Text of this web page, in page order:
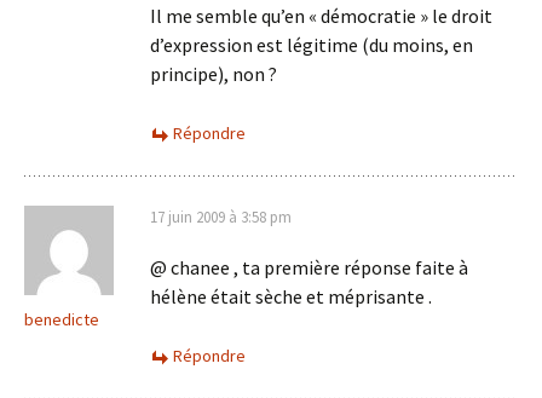
Il me semble qu’en « démocratie » le droit
d’expression est légitime (du moins, en
principe), non ?
Répondre
benedicte
17 juin 2009 à 3:58 pm
@ chanee , ta première réponse faite à
hélène était sèche et méprisante .
Répondre